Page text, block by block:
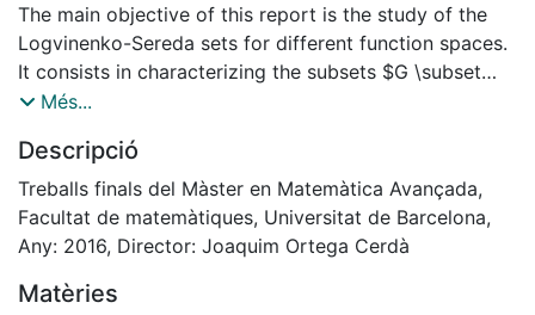
The main objective of this report is the study of the
Logvinenko-Sereda sets for different function spaces.
It consists in characterizing the subsets $G \subset
\Omega$ such that there is a constant $C>$ 0 where
proof that appears in the book of V. Havin and B.
Jöricke we have obtained the Logvinenko-Sereda
theorem for the Paley-Wiener space. Moreover, for the
same function space we have found another argument
Bergman space in the ball $B=\{x\in\mathbb{R}^{n}:|x|
Més...
Descripció
Treballs finals del Màster en Matemàtica Avançada,
Facultat de matemàtiques, Universitat de Barcelona,
Any: 2016, Director: Joaquim Ortega Cerdà
Matèries